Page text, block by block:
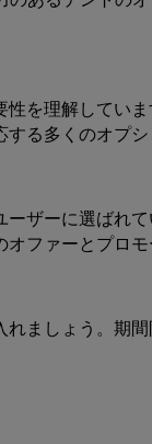
を理解してい
る多くのオプ
ザーに選ばれ
ファーとプロモ
ましょう。期